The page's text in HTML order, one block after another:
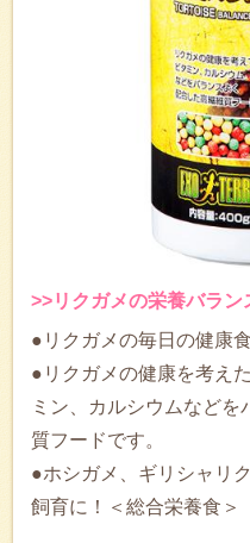
>>リクガメの栄養バラン
●リクガメの毎日の健康食
●リクガメの健康を考え
ミン、カルシウムなど
質フードです。
●ホシガメ、ギリシャリ
飼育に！＜総合栄養食＞